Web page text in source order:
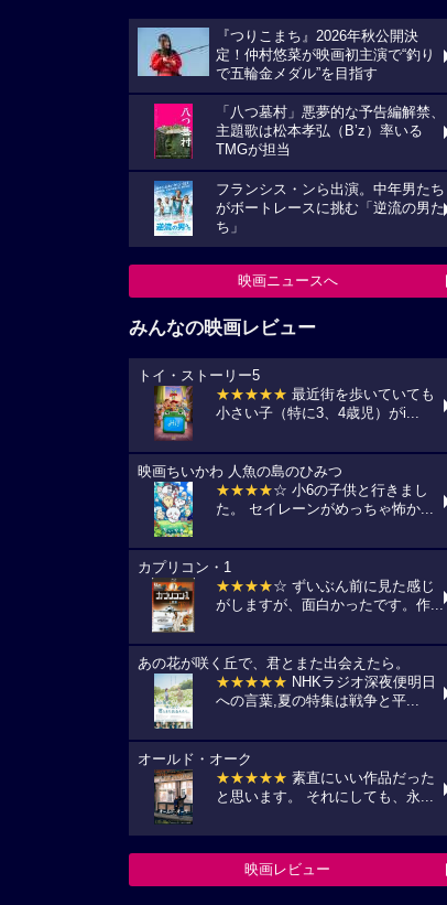
『つりこまち』2026年秋公開決
定！仲村悠菜が映画初主演で“釣り
で五輪金メダル”を目指す
「八つ墓村」悪夢的な予告編解禁、
主題歌は松本孝弘（B’z）率いる
TMGが担当
フランシス・ンら出演。中年男たち
がボートレースに挑む「逆流の男た
ち」
映画ニュースへ
みんなの映画レビュー
トイ・ストーリー5
★★★★★ 最近街を歩いていても
小さい子（特に3、4歳児）がi...
映画ちいかわ 人魚の島のひみつ
★★★★☆ 小6の子供と行きまし
た。 セイレーンがめっちゃ怖か...
カプリコン・1
★★★★☆ ずいぶん前に見た感じ
がしますが、面白かったです。作...
あの花が咲く丘で、君とまた出会えたら。
★★★★★ NHKラジオ深夜便明日
への言葉,夏の特集は戦争と平...
オールド・オーク
★★★★★ 素直にいい作品だった
と思います。 それにしても、永...
映画レビュー